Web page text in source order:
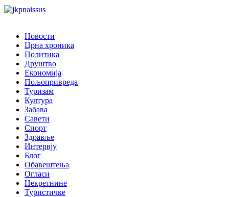
Новости
Црна хроника
Политика
Друштво
Економија
Пољопривреда
Туризам
Култура
Забава
Савети
Спорт
Здравље
Интервју
Блог
Обавештења
Огласи
Некретнине
Туристичке